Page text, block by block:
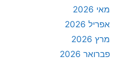
מאי 2026
אפריל 2026
מרץ 2026
פברואר 2026